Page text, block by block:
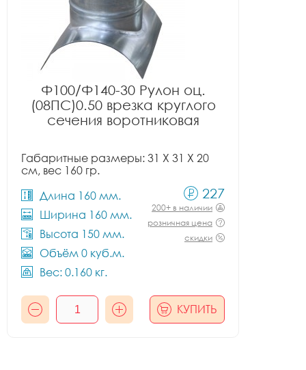
Ф100/Ф140-30 Рулон оц.
(08ПС)0.50 врезка круглого
сечения воротниковая
Габаритные размеры: 31 X 31 X 20
см, вес 160 гр.
Длина 160 мм.
Ширина 160 мм.
Высота 150 мм.
Объём 0 куб.м.
Вес: 0.160 кг.
227
200+ в наличии
розничная цена
скидки
КУПИТЬ